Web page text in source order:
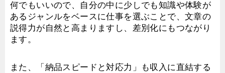
何でもいいので、自分の中に少しでも知識や体験が
あるジャンルをベースに仕事を選ぶことで、文章の
説得力が自然と高まりますし、差別化にもつながり
ます。
また、「納品スピードと対応力」も収入に直結する